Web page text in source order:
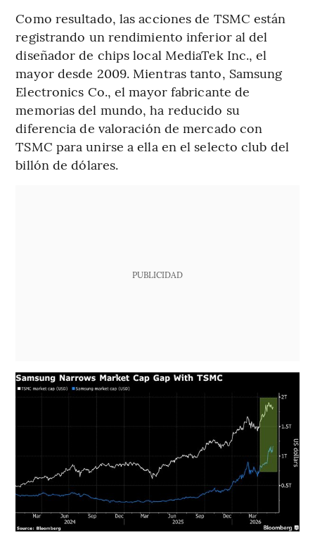
Como resultado, las acciones de TSMC están
registrando un rendimiento inferior al del
diseñador de chips local MediaTek Inc., el
mayor desde 2009. Mientras tanto, Samsung
Electronics Co., el mayor fabricante de
memorias del mundo, ha reducido su
diferencia de valoración de mercado con
TSMC para unirse a ella en el selecto club del
billón de dólares.
PUBLICIDAD